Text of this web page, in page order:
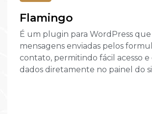
Flamingo
É um plugin para WordPress
mensagens enviadas pelos
contato, permitindo fácil acesso e
dados diretamente no painel do